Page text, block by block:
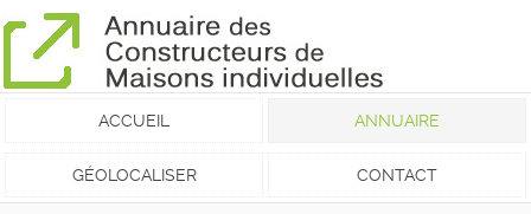
ACCUEIL ANNUAIRE
GÉOLOCALISER CONTACT